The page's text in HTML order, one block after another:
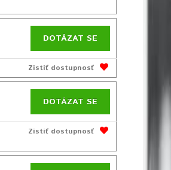
DOTÁZAT SE
Zistiť dostupnosť
DOTÁZAT SE
Zistiť dostupnosť